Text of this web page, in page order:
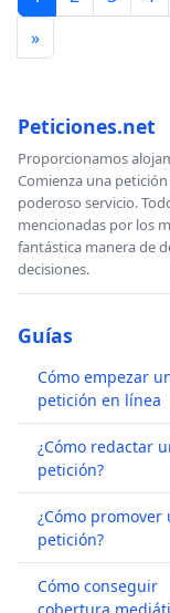
»
Peticiones.net
Proporcionamos
Comienza una
poderoso servicio.
mencionadas por los
fantástica manera de
decisiones.
Guías
Cómo empezar
petición en línea
¿Cómo redactar
petición?
¿Cómo promover
petición?
Cómo conseguir